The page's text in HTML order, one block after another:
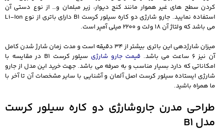
کردن سطح های غیر هموار مانند کنج دیوار، زیر مبلمان و… از نوع دستی آن
استفاده نمایید. جارو شارژی دو کاره سیلور کرست B1 دارای باتری از نوع Li-Ion
می باشد که ولتاژ آن 18 ولت و 2200 میلی آمپر است.
میزان شارژدهی این باتری بیشتر از 34 دقیقه است و مدت زمان شارژ شدن کامل
آن نیز 6 ساعت می باشد.
قیمت جارو شارژی
سیلور کرست B1 در مقایسه با
امکاناتی که دارد بسیار مناسب و به صرفه می باشد. جهت خرید این مدل از جارو
شارژی ایستاده سیلور کرست اصل آلمان و آشنایی با سایر مشخصات آن تا آخر با
ما همراه باشید.
طراحی مدرن جاروشارژی دو کاره سیلور کرست
مدل B1